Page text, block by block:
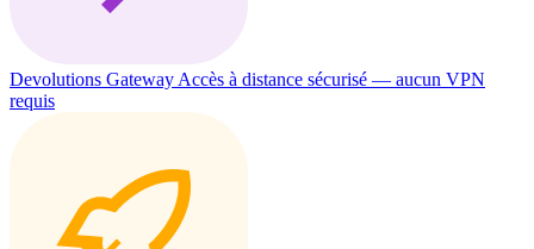
Devolutions Gateway Accès à distance sécurisé — aucun VPN
requis